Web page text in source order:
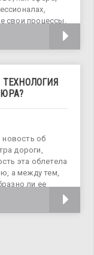
свои процессы.
новость об
дороги,
эта облетела
а между тем,
ли ее